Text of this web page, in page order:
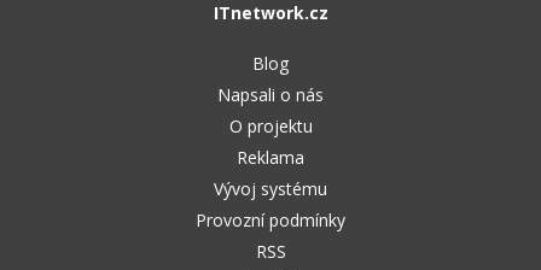
ITnetwork.cz
Blog
Napsali o nás
O projektu
Reklama
Vývoj systému
Provozní podmínky
RSS